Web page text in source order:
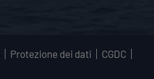
Protezione dei dati
CGDC